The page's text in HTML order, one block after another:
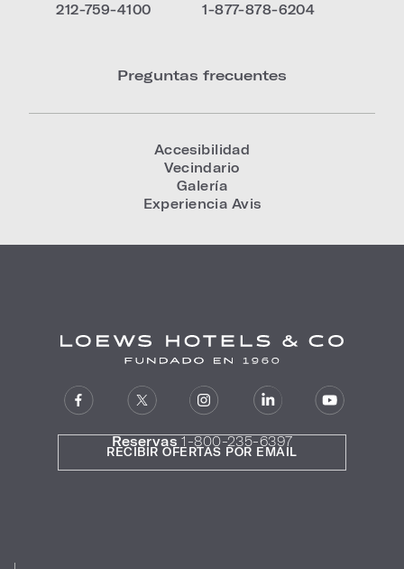
212-759-4100
1-877-878-6204
Preguntas frecuentes
Accesibilidad
Vecindario
Galería
Experiencia Avis
Reservas 1-800-235-6397
RECIBIR OFERTAS POR EMAIL